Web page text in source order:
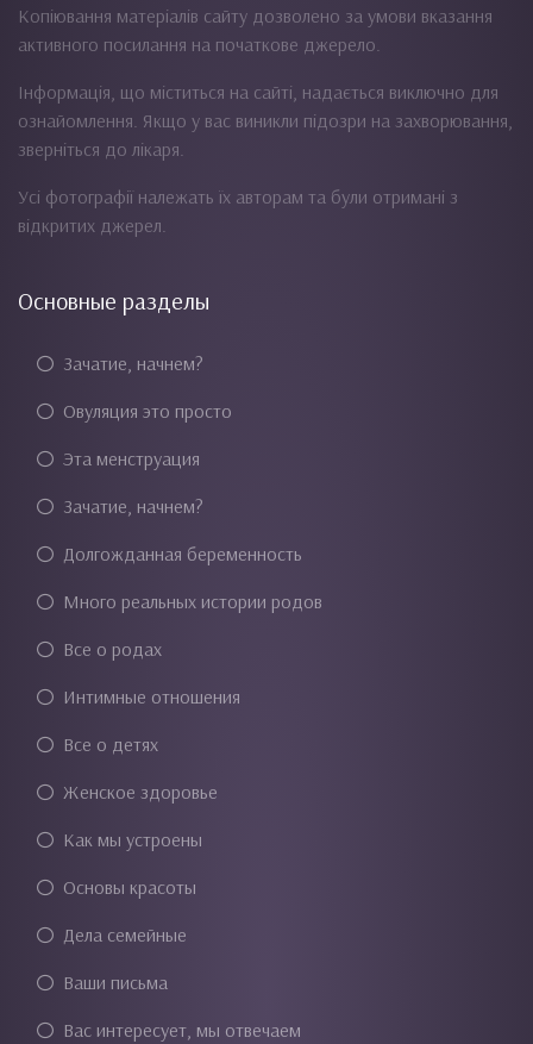
Копіювання матеріалів сайту дозволено за умови вказання
активного посилання на початкове джерело.
Інформація, що міститься на сайті, надається виключно для
ознайомлення. Якщо у вас виникли підозри на захворювання,
зверніться до лікаря.
Усі фотографії належать їх авторам та були отримані з
відкритих джерел.
Основные разделы
Зачатие, начнем?
Овуляция это просто
Эта менструация
Зачатие, начнем?
Долгожданная беременность
Много реальных истории родов
Все о родах
Интимные отношения
Все о детях
Женское здоровье
Как мы устроены
Основы красоты
Дела семейные
Ваши письма
Вас интересует, мы отвечаем